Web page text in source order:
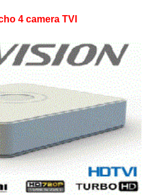
4 camera TVI